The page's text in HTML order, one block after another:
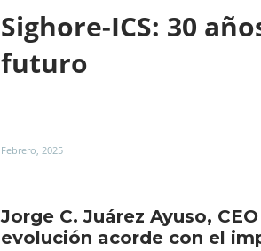
Sighore-ICS: 30
futuro
Febrero, 2025
Jorge C. Juárez Ayuso,
evolución acorde con el